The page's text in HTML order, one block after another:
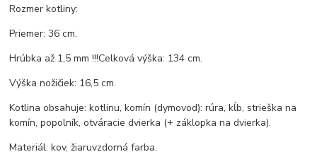
Rozmer kotliny:
Priemer: 36 cm.
Hrúbka až 1,5 mm !!!Celková výška: 134 cm.
Výška nožičiek: 16,5 cm.
Kotlina obsahuje: kotlinu, komín (dymovod): rúra, kĺb, strieška na
komín, popolník, otváracie dvierka (+ záklopka na dvierka).
Materiál: kov, žiaruvzdorná farba.